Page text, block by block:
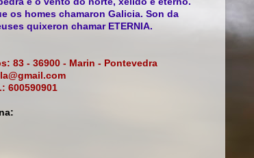
os homes chamaron Galicia. Son da
quixeron chamar ETERNIA.
83 - 36900 - Marin - Pontevedra
600590901